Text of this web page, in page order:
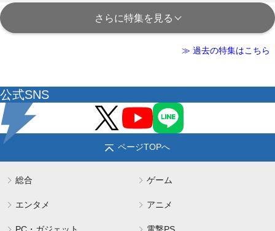
さらに特集を見る
≫ 過去の特集はこちら
公式SNS
ページTOPへ
総合 ゲーム
エンタメ アニメ